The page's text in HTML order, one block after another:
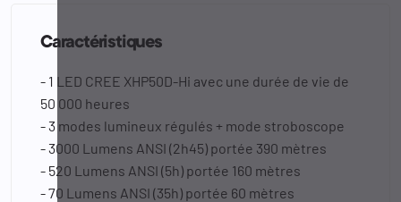
Caractéristiques
- 1 LED CREE XHP50D-Hi avec une durée de vie de
50 000 heures
- 3 modes lumineux régulés + mode stroboscope
- 3000 Lumens ANSI (2h45) portée 390 mètres
- 520 Lumens ANSI (5h) portée 160 mètres
- 70 Lumens ANSI (35h) portée 60 mètres